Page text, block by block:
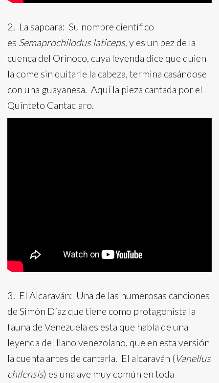
2. La sapoara: Su nombre científico
es Semaprochilodus laticeps, y es un pez de la
cuenca del Orinoco, cuya leyenda dice que quien
la come sin quitarle la cabeza, termina casándose
con una guayanesa. Aquí la pieza cantada por el
Quinteto Cantaclaro.
3. El Alcaraván: Una de las numerosas canciones
de Simón Díaz que tiene como protagonista la
fauna de Venezuela es esta que habla de una
leyenda del llano venezolano, que en esta versión
la cuenta antes de cantarla. El alcaraván (Vanellus
chilensis) es una ave muy común en toda